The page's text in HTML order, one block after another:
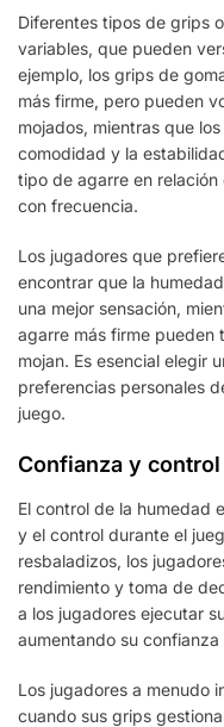
Diferentes tipos de grips
variables, que pueden
ejemplo, los grips de
más firme, pero pueden
mojados, mientras que
comodidad y la
tipo de agarre en
con frecuencia.
Los jugadores que
encontrar que la
una mejor sensación,
agarre más firme pueden
mojan. Es esencial elegir
preferencias personales
juego.
Confianza y
El control de la humedad
y el control durante el
resbaladizos, los
rendimiento y toma de
a los jugadores ejecutar
aumentando su
Los jugadores a menudo
cuando sus grips